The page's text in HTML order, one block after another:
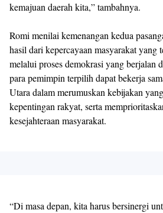
kemajuan daerah kita,” tambahnya.
Romi menilai kemenangan kedua
hasil dari kepercayaan masyarakat yang
melalui proses demokrasi yang berjalan
para pemimpin terpilih dapat bekerja
Utara dalam merumuskan kebijakan
kepentingan rakyat, serta
kesejahteraan masyarakat.
“Di masa depan, kita harus bersinergi